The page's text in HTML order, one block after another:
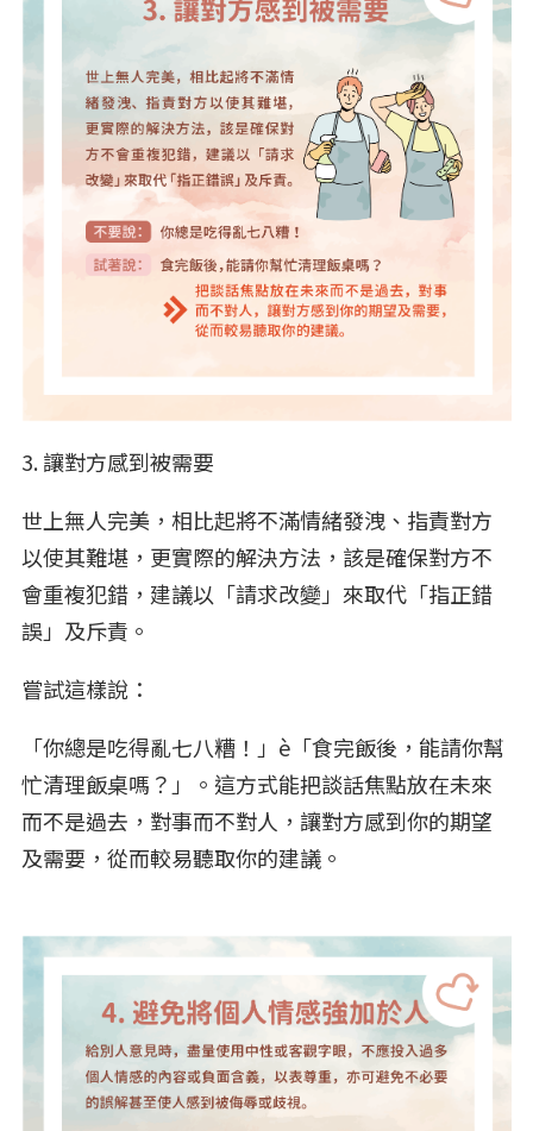
3. 讓對方感到被需要
世上無人完美，相比起將不滿情緒發洩、指責對方
以使其難堪，更實際的解決方法，該是確保對方不
會重複犯錯，建議以「請求改變」來取代「指正錯
誤」及斥責。
嘗試這樣說：
「你總是吃得亂七八糟！」è「食完飯後，能請你幫
忙清理飯桌嗎？」。這方式能把談話焦點放在未來
而不是過去，對事而不對人，讓對方感到你的期望
及需要，從而較易聽取你的建議。